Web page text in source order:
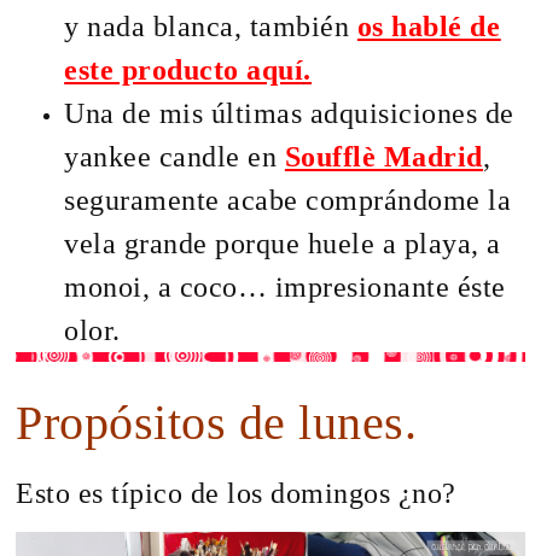
y nada blanca, también os hablé de
este producto aquí.
Una de mis últimas adquisiciones de
yankee candle en Soufflè Madrid,
seguramente acabe comprándome la
vela grande porque huele a playa, a
monoi, a coco… impresionante éste
olor.
Propósitos de lunes.
Esto es típico de los domingos ¿no?